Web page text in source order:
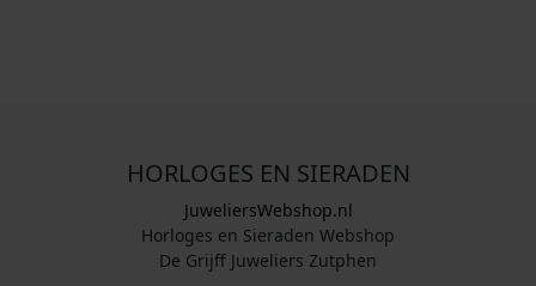
HORLOGES EN SIERADEN
JuweliersWebshop.nl
Horloges en Sieraden Webshop
De Grijff Juweliers Zutphen